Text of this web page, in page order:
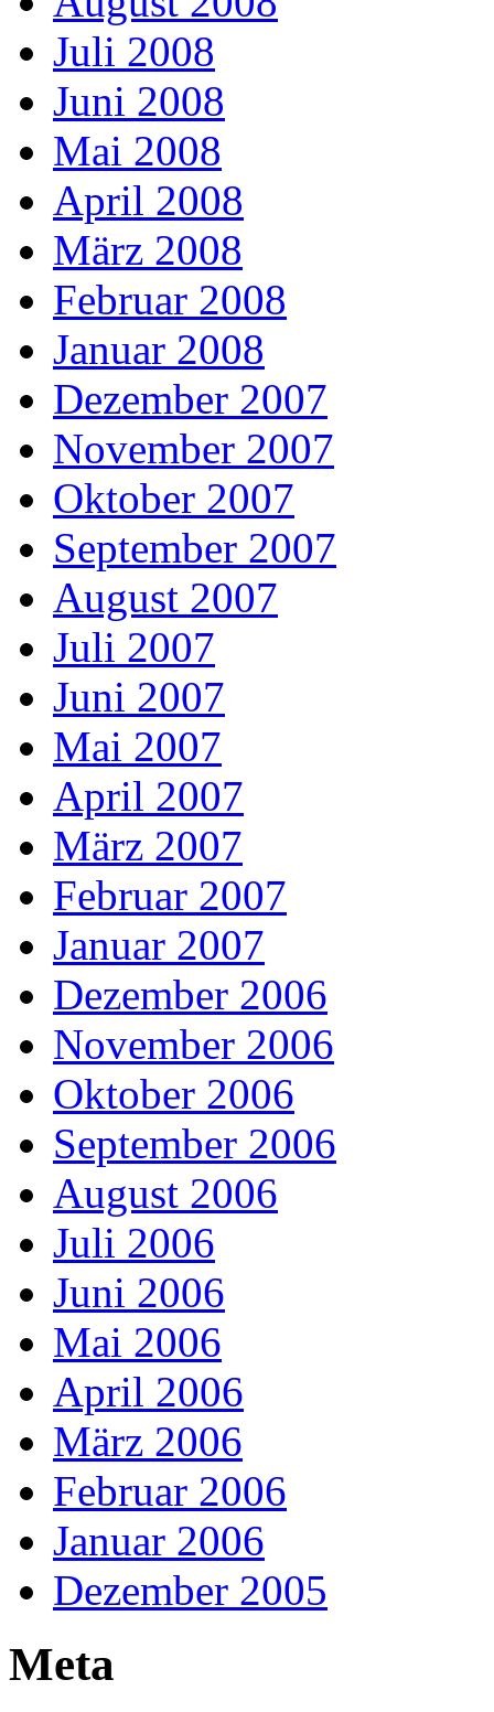
Juli 2008
Juni 2008
Mai 2008
April 2008
März 2008
Februar 2008
Januar 2008
Dezember 2007
November 2007
Oktober 2007
September 2007
August 2007
Juli 2007
Juni 2007
Mai 2007
April 2007
März 2007
Februar 2007
Januar 2007
Dezember 2006
November 2006
Oktober 2006
September 2006
August 2006
Juli 2006
Juni 2006
Mai 2006
April 2006
März 2006
Februar 2006
Januar 2006
Dezember 2005
Meta